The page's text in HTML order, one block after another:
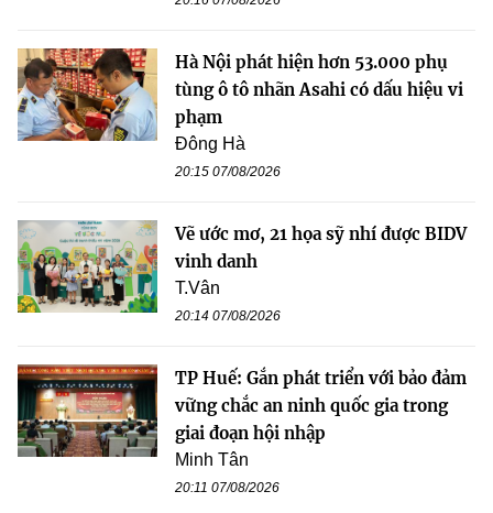
Hà Nội phát hiện hơn 53.000 phụ
tùng ô tô nhãn Asahi có dấu hiệu vi
phạm
Đông Hà
20:15 07/08/2026
Vẽ ước mơ, 21 họa sỹ nhí được BIDV
vinh danh
T.Vân
20:14 07/08/2026
TP Huế: Gắn phát triển với bảo đảm
vững chắc an ninh quốc gia trong
giai đoạn hội nhập
Minh Tân
20:11 07/08/2026